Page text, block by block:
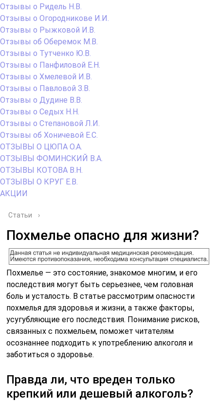
Отзывы о Ридель Н.В.
Отзывы о Огородникове И.И.
Отзывы о Рыжковой И.В.
Отзывы об Оберемок М.В.
Отзывы о Тутченко Ю.В.
Отзывы о Панфиловой Е.Н.
Отзывы о Хмелевой И.В.
Отзывы о Павловой З.В.
Отзывы о Дудине В.В.
Отзывы о Седых Н.Н.
Отзывы о Степановой Л.И.
Отзывы об Хоничевой Е.С.
ОТЗЫВЫ О ЦЮПА О.А.
ОТЗЫВЫ ФОМИНСКИЙ В.А.
ОТЗЫВЫ КОТОВА В.Н.
ОТЗЫВЫ О КРУГ Е.В.
АКЦИИ
Статьи ›
Похмелье опасно для жизни?
Похмелье — это состояние, знакомое многим, и его
последствия могут быть серьезнее, чем головная
боль и усталость. В статье рассмотрим опасности
похмелья для здоровья и жизни, а также факторы,
усугубляющие его последствия. Понимание рисков,
связанных с похмельем, поможет читателям
осознаннее подходить к употреблению алкоголя и
заботиться о здоровье.
Правда ли, что вреден только
крепкий или дешевый алкоголь?